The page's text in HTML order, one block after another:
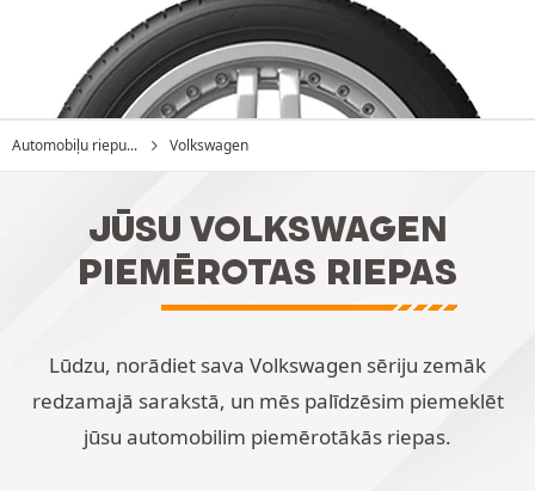
Automobiļu riepu... Volkswagen
JŪSU VOLKSWAGEN
PIEMĒROTAS RIEPAS
Lūdzu, norādiet sava Volkswagen sēriju zemāk
redzamajā sarakstā, un mēs palīdzēsim piemeklēt
jūsu automobilim piemērotākās riepas.